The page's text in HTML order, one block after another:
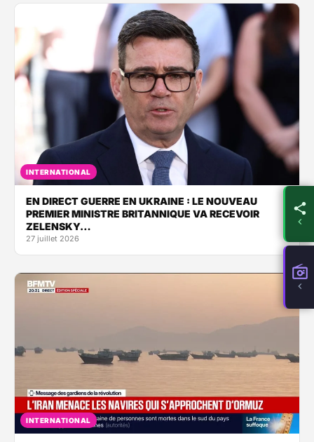
INTERNATIONAL
EN DIRECT GUERRE EN UKRAINE : LE NOUVEAU
PREMIER MINISTRE BRITANNIQUE VA RECEVOIR
ZELENSKY…
27 juillet 2026
INTERNATIONAL